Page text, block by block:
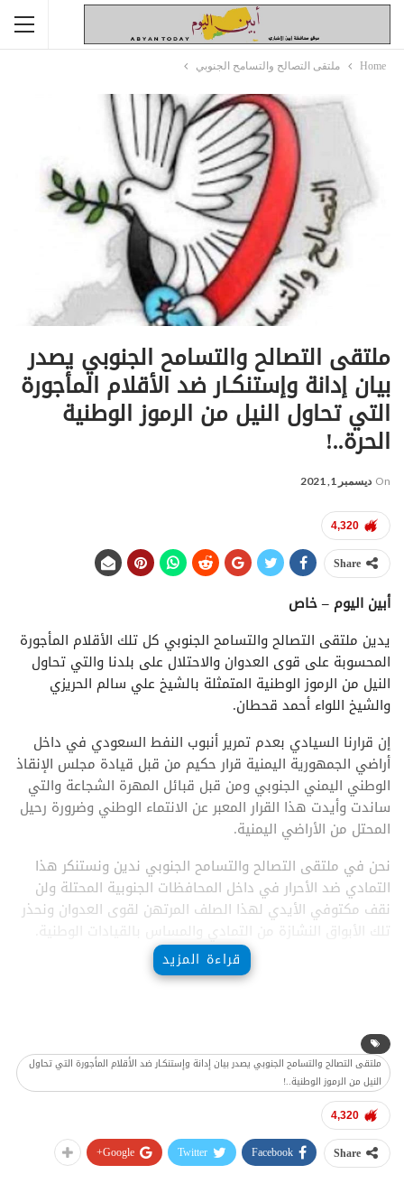
Home ملتقى التصالح والتسامح الجنوبي
ملتقى التصالح والتسامح الجنوبي يصدر
بيان إدانة وإستنكـار ضد الأقلام المأجورة
التي تحاول النيل من الرموز الوطنية
الحرة..!
On ديسمبر 1, 2021
4,320
Share
أبين اليوم – خاص
يدين ملتقى التصالح والتسامح الجنوبي كل تلك الأقلام المأجورة
المحسوبة على قوى العدوان والاحتلال على بلدنا والتي تحاول
النيل من الرموز الوطنية المتمثلة بالشيخ علي سالم الحريزي
والشيخ اللواء أحمد قحطان.
إن قرارنا السيادي بعدم تمرير أنبوب النفط السعودي في داخل
أراضي الجمهورية اليمنية قرار حكيم من قبل قيادة مجلس الإنقاذ
الوطني اليمني الجنوبي ومن قبل قبائل المهرة الشجاعة والتي
ساندت وأيدت هذا القرار المعبر عن الانتماء الوطني وضرورة رحيل
المحتل من الأراضي اليمنية.
نحن في ملتقى التصالح والتسامح الجنوبي ندين ونستنكر هذا
التمادي ضد الأحرار في داخل المحافظات الجنوبية المحتلة ولن
نقف مكتوفي الأيدي لهذا الصلف المرتهن لقوى العدوان ونحذر
تلك الأبواق النشازة من التمادي والمساس بالقيادات الوطنية.
صادر عن ملتقى التصالح والتسامح الجنوبي
قراءة المزيد
ملتقى التصالح والتسامح الجنوبي يصدر بيان إدانة وإستنكـار ضد الأقلام المأجورة التي تحاول
النيل من الرموز الوطنية..!
4,320
Share
Facebook
Twitter
Google+